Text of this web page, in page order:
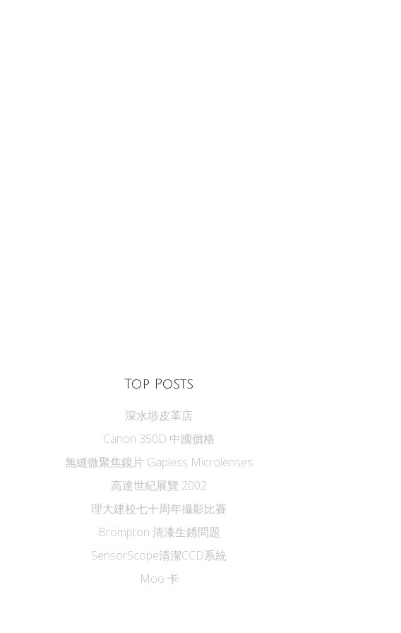
Top Posts
深水埗皮革店
Canon 350D 中國價格
無縫微聚焦鏡片 Gapless Microlenses
高達世紀展覽 2002
理大建校七十周年攝影比賽
Brompton 清漆生銹問題
SensorScope清潔CCD系統
Moo 卡